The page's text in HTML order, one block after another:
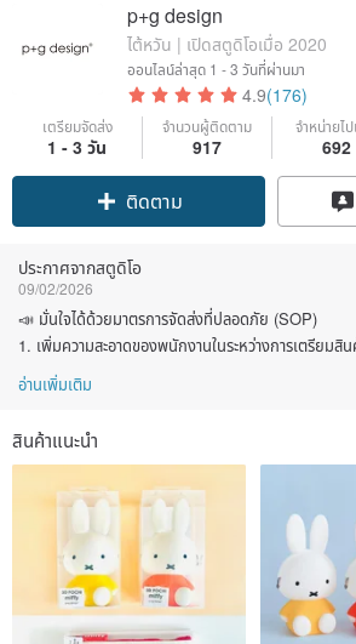
p+g design
ไต้หวัน | เปิดสตูดิโอเมื่อ 2020
ออนไลน์ล่าสุด 1 - 3 วันที่ผ่านมา
4.9(176)
เตรียมจัดส่ง
1 - 3 วัน
จำนวนผู้ติดตาม
917
จำหน่ายไ
692
Claim coupon
ติดตาม
ประกาศจากสตูดิโอ
09/02/2026
📣 มั่นใจได้ด้วยมาตรการจัดส่งที่ปลอดภัย (SOP)
1. เพิ่มความสะอาดของพนักงานในระหว่างการเตรียมสิน
อ่านเพิ่มเติม
สินค้าแนะนำ